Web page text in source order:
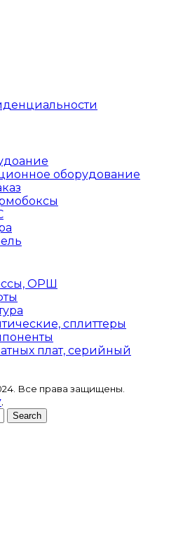
оборудование
ОРШ
сплиттеры
плат, серийный
Все права защищены.
.
Search